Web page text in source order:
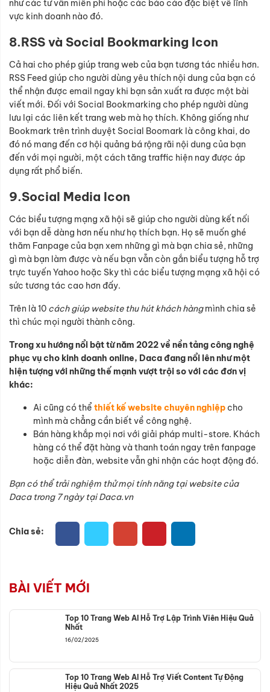
như các tư vấn miễn phí hoặc các báo cáo đặc biệt về lĩnh
vực kinh doanh nào đó.
8.RSS và Social Bookmarking Icon
Cả hai cho phép giúp trang web của bạn tương tác nhiều hơn.
RSS Feed giúp cho người dùng yêu thích nội dung của bạn có
thể nhận được email ngay khi bạn sản xuất ra được một bài
viết mới. Đối với Social Bookmarking cho phép người dùng
lưu lại các liên kết trang web mà họ thích. Không giống như
Bookmark trên trình duyệt Social Boomark là công khai, do
đó nó mang đến cơ hội quảng bá rộng rãi nội dung của bạn
đến với mọi người, một cách tăng traffic hiện nay được áp
dụng rất phổ biến.
9.Social Media Icon
Các biểu tượng mạng xã hội sẽ giúp cho người dùng kết nối
với bạn dễ dàng hơn nếu như họ thích bạn. Họ sẽ muốn ghé
thăm Fanpage của bạn xem những gì mà bạn chia sẻ, những
gì mà bạn làm được và nếu bạn vẫn còn gắn biểu tượng hỗ trợ
trực tuyến Yahoo hoặc Sky thì các biểu tượng mạng xã hội có
sức tương tác cao hơn đấy.
Trên là 10 cách giúp website thu hút khách hàngmình chia sẻ
thì chúc mọi người thành công.
Trong xu hướng nổi bật từ năm 2022 về nền tảng công nghệ
phục vụ cho kinh doanh online, Daca đang nổi lên như một
hiện tượng với những thế mạnh vượt trội so với các đơn vị
khác:
Ai cũng có thể thiết kế website chuyên nghiệp cho
mình mà chẳng cần biết về công nghệ.
Bán hàng khắp mọi nơi với giải pháp multi-store. Khách
hàng có thể đặt hàng và thanh toán ngay trên fanpage
hoặc diễn đàn, website vẫn ghi nhận các hoạt động đó.
Bạn có thể trải nghiệm thử mọi tính năng tại website của
Daca trong 7 ngày tại Daca.vn
Chia sẻ:
BÀI VIẾT MỚI
Top 10 Trang Web AI Hỗ Trợ Lập Trình Viên Hiệu Quả
Nhất
16/02/2025
Top 10 Trang Web AI Hỗ Trợ Viết Content Tự Động
Hiệu Quả Nhất 2025